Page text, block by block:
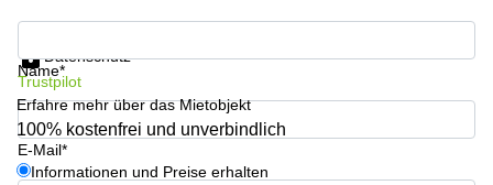
Coworking
Name*
E-Mail*
Datenschutz
Trustpilot
Erfahre mehr über das Mietobjekt
100% kostenfrei und unverbindlich
Informationen und Preise erhalten